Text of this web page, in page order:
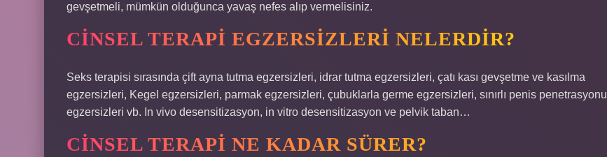
gevşetmeli, mümkün olduğunca yavaş nefes alıp vermelisiniz.
CINSEL TERAPI EGZERSIZLERI NELERDIR?
Seks terapisi sırasında çift ayna tutma egzersizleri, idrar tutma egzersizleri, çatı kası gevşetme ve kasılma
egzersizleri, Kegel egzersizleri, parmak egzersizleri, çubuklarla germe egzersizleri, sınırlı penis penetrasyonu
egzersizleri vb. In vivo desensitizasyon, in vitro desensitizasyon ve pelvik taban…
CINSEL TERAPI NE KADAR SÜRER?